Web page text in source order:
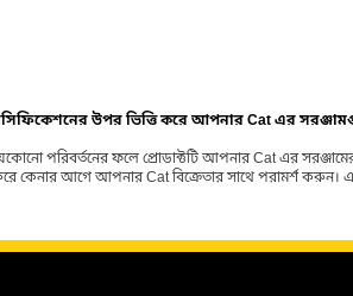
উপর ভিত্তি করে আপনার Cat এর
পরিবর্তনের ফলে প্রোডাক্টটি আপনার Cat এর
কেনার আগে আপনার Cat বিক্রেতার সাথে পরামর্শ করুন। এই